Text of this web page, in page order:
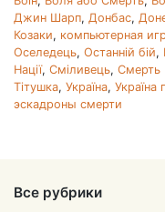
Джин Шарп, Донбас,
Козаки, компьютерная
Оселедець, Останній бій,
Нації, Сміливець, Смерть
Тітушка, Україна, Україна
эскадроны смерти
Все рубрики